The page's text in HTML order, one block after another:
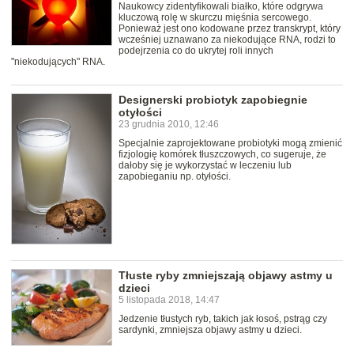
Naukowcy zidentyfikowali białko, które odgrywa
kluczową rolę w skurczu mięśnia sercowego.
Ponieważ jest ono kodowane przez transkrypt, który
wcześniej uznawano za niekodujące RNA, rodzi to
podejrzenia co do ukrytej roli innych
"niekodujących" RNA.
Designerski probiotyk zapobiegnie
otyłości
23 grudnia 2010, 12:46
Specjalnie zaprojektowane probiotyki mogą zmienić
fizjologię komórek tłuszczowych, co sugeruje, że
dałoby się je wykorzystać w leczeniu lub
zapobieganiu np. otyłości.
Tłuste ryby zmniejszają objawy astmy u
dzieci
5 listopada 2018, 14:47
Jedzenie tłustych ryb, takich jak łosoś, pstrąg czy
sardynki, zmniejsza objawy astmy u dzieci.